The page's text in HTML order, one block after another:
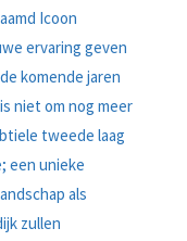
Icoon
ervaring geven
komende jaren
niet om nog meer
tweede laag
een unieke
als
zullen